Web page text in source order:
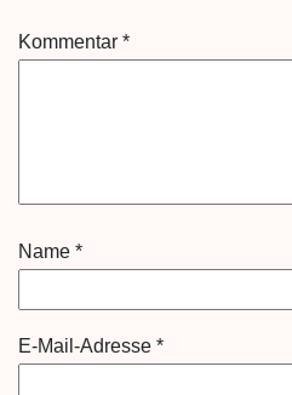
Kommentar *
Name *
E-Mail-Adresse *